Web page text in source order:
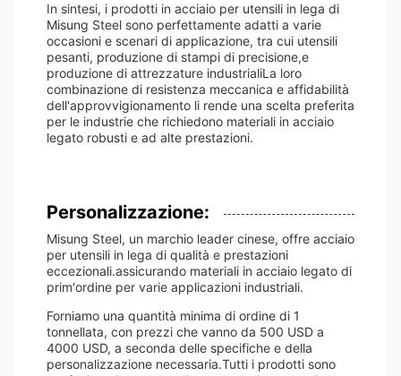
In sintesi, i prodotti in acciaio per utensili in lega di
Misung Steel sono perfettamente adatti a varie
occasioni e scenari di applicazione, tra cui utensili
pesanti, produzione di stampi di precisione,e
produzione di attrezzature industrialiLa loro
combinazione di resistenza meccanica e affidabilità
dell'approvvigionamento li rende una scelta preferita
per le industrie che richiedono materiali in acciaio
legato robusti e ad alte prestazioni.
Personalizzazione:
Misung Steel, un marchio leader cinese, offre acciaio
per utensili in lega di qualità e prestazioni
eccezionali.assicurando materiali in acciaio legato di
prim'ordine per varie applicazioni industriali.
Forniamo una quantità minima di ordine di 1
tonnellata, con prezzi che vanno da 500 USD a
4000 USD, a seconda delle specifiche e della
personalizzazione necessaria.Tutti i prodotti sono